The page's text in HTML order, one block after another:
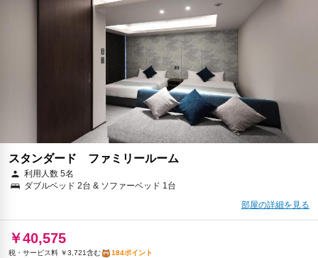
スタンダード ファミリールーム
利用人数 5名
ダブルベッド 2台 & ソファーベッド 1台
部屋の詳細を見る
￥40,575
税・サービス料 ￥3,721含む
184ポイント